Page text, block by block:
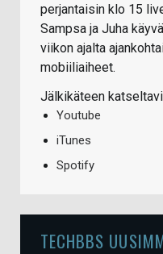
perjantaisin klo 15
Sampsa ja Juha
viikon ajalta
mobiiliaiheet.
Jälkikäteen
Youtube
iTunes
Spotify
TECHBBS